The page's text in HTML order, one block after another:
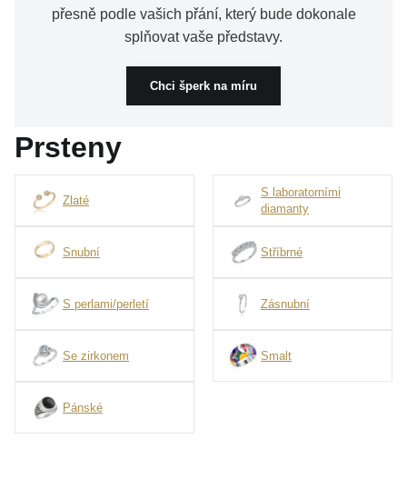
přesně podle vašich přání, který bude dokonale
splňovat vaše představy.
Chci šperk na míru
Prsteny
Zlaté
S laboratorními
diamanty
Snubní Stříbrné
S perlami/perletí Zásnubní
Se zirkonem Smalt
Pánské